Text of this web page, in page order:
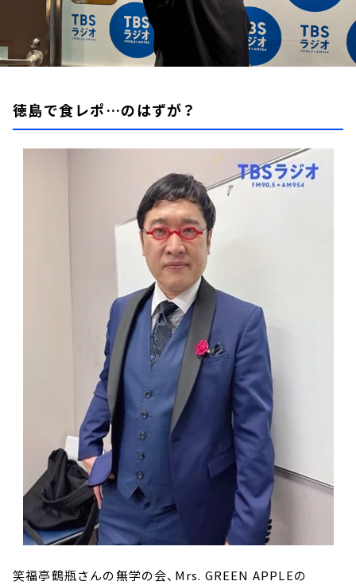
徳島で食レポ…のはずが？
笑福亭鶴瓶さんの無学の会、Mrs. GREEN APPLEの